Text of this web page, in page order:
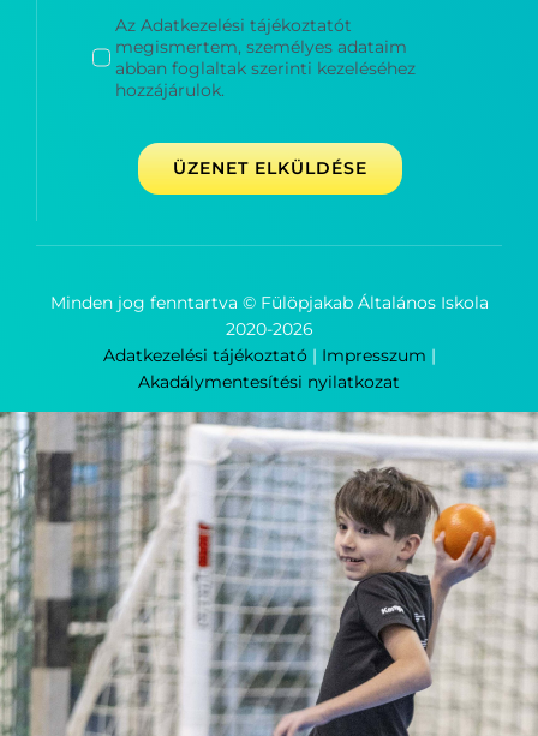
Az Adatkezelési tájékoztatót
megismertem, személyes adataim
abban foglaltak szerinti kezeléséhez
hozzájárulok.
ÜZENET ELKÜLDÉSE
Minden jog fenntartva © Fülöpjakab Általános Iskola
2020-2026
Adatkezelési tájékoztató | Impresszum |
Akadálymentesítési nyilatkozat